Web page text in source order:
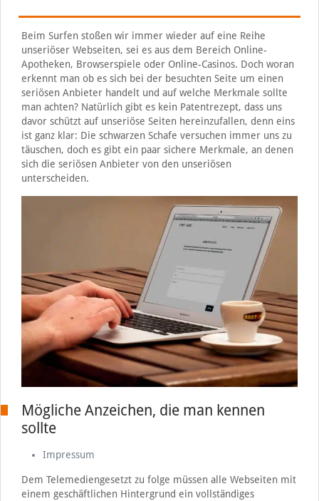
Beim Surfen stoßen wir immer wieder auf eine Reihe
unseriöser Webseiten, sei es aus dem Bereich Online-
Apotheken, Browserspiele oder Online-Casinos. Doch woran
erkennt man ob es sich bei der besuchten Seite um einen
seriösen Anbieter handelt und auf welche Merkmale sollte
man achten? Natürlich gibt es kein Patentrezept, dass uns
davor schützt auf unseriöse Seiten hereinzufallen, denn eins
ist ganz klar: Die schwarzen Schafe versuchen immer uns zu
täuschen, doch es gibt ein paar sichere Merkmale, an denen
sich die seriösen Anbieter von den unseriösen
unterscheiden.
Mögliche Anzeichen, die man kennen
sollte
Impressum
Dem Telemediengesetzt zu folge müssen alle Webseiten mit
einem geschäftlichen Hintergrund ein vollständiges